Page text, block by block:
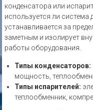
конденсатора или
используется ли система
устанавливается за
заметным и изолирует
работы оборудования.
Типы конденсаторов:
мощность‚
Типы испарителей:
теплообменник‚